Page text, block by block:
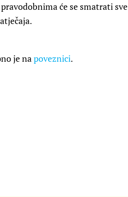
će se smatrati sve
je napoveznici.